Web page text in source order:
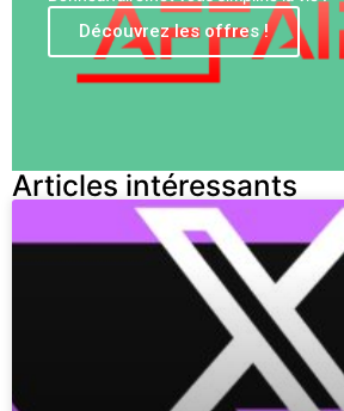
Découvrez les offres !
Articles intéressants